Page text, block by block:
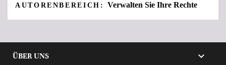
AUTORENBEREICH: Verwalten Sie Ihre Rechte
ÜBER UNS 